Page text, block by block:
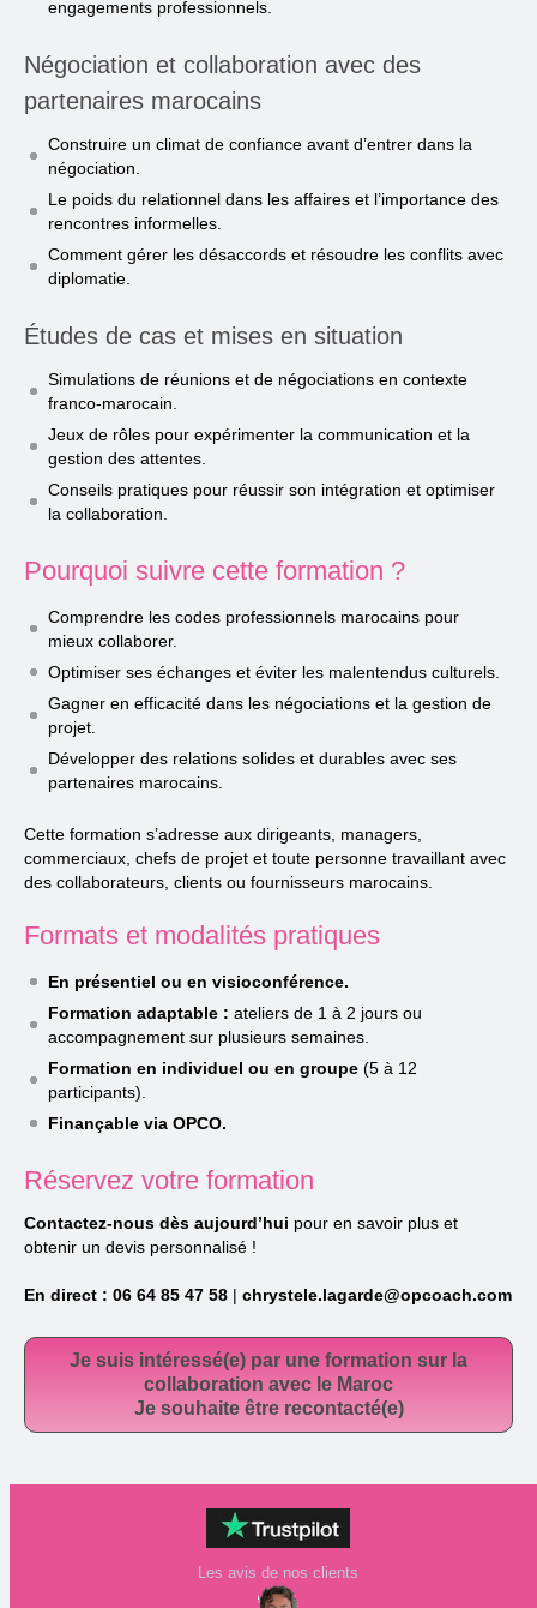
engagements professionnels.
Négociation et collaboration avec des
partenaires marocains
Construire un climat de confiance avant d’entrer dans la
négociation.
Le poids du relationnel dans les affaires et l’importance des
rencontres informelles.
Comment gérer les désaccords et résoudre les conflits avec
diplomatie.
Études de cas et mises en situation
Simulations de réunions et de négociations en contexte
franco-marocain.
Jeux de rôles pour expérimenter la communication et la
gestion des attentes.
Conseils pratiques pour réussir son intégration et optimiser
la collaboration.
Pourquoi suivre cette formation ?
Comprendre les codes professionnels marocains pour
mieux collaborer.
Optimiser ses échanges et éviter les malentendus culturels.
Gagner en efficacité dans les négociations et la gestion de
projet.
Développer des relations solides et durables avec ses
partenaires marocains.
Cette formation s’adresse aux dirigeants, managers,
commerciaux, chefs de projet et toute personne travaillant avec
des collaborateurs, clients ou fournisseurs marocains.
Formats et modalités pratiques
En présentiel ou en visioconférence.
Formation adaptable : ateliers de 1 à 2 jours ou
accompagnement sur plusieurs semaines.
Formation en individuel ou en groupe (5 à 12
participants).
Finançable via OPCO.
Réservez votre formation
Contactez-nous dès aujourd’hui pour en savoir plus et
obtenir un devis personnalisé !
En direct : 06 64 85 47 58 | chrystele.lagarde@opcoach.com
Je suis intéressé(e) par une formation sur la
collaboration avec le Maroc
Je souhaite être recontacté(e)
Les avis de nos clients